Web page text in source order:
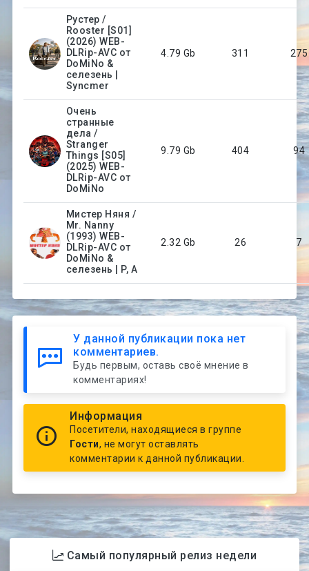
Рустер /
Rooster [S01]
(2026) WEB-
DLRip-AVC от
DoMiNo &
селезень |
Syncmer
4.79 Gb 311 275
Очень
странные
дела /
Stranger
Things [S05]
(2025) WEB-
DLRip-AVC от
DoMiNo
9.79 Gb 404 94
Мистер Няня /
Mr. Nanny
(1993) WEB-
DLRip-AVC от
DoMiNo &
селезень | P, A
2.32 Gb 26 7
У данной публикации пока нет
комментариев.
Будь первым, оставь своё мнение в
комментариях!
Информация
Посетители, находящиеся в группе
Гости, не могут оставлять
комментарии к данной публикации.
Самый популярный релиз недели